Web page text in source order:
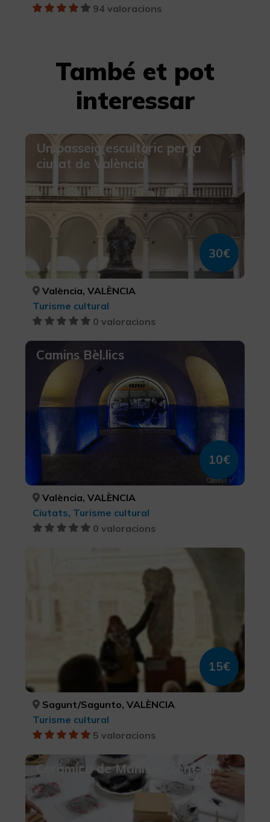
94 valoracions
També et pot
interessar
Un passeig escultòric per la
ciutat de València
30€
València, VALÈNCIA
Turisme cultural
0 valoracions
Camins Bèl.lics
10€
València, VALÈNCIA
Ciutats, Turisme cultural
0 valoracions
15€
Sagunt/Sagunto, VALÈNCIA
Turisme cultural
5 valoracions
Ceràmica de Manises, sent-la!